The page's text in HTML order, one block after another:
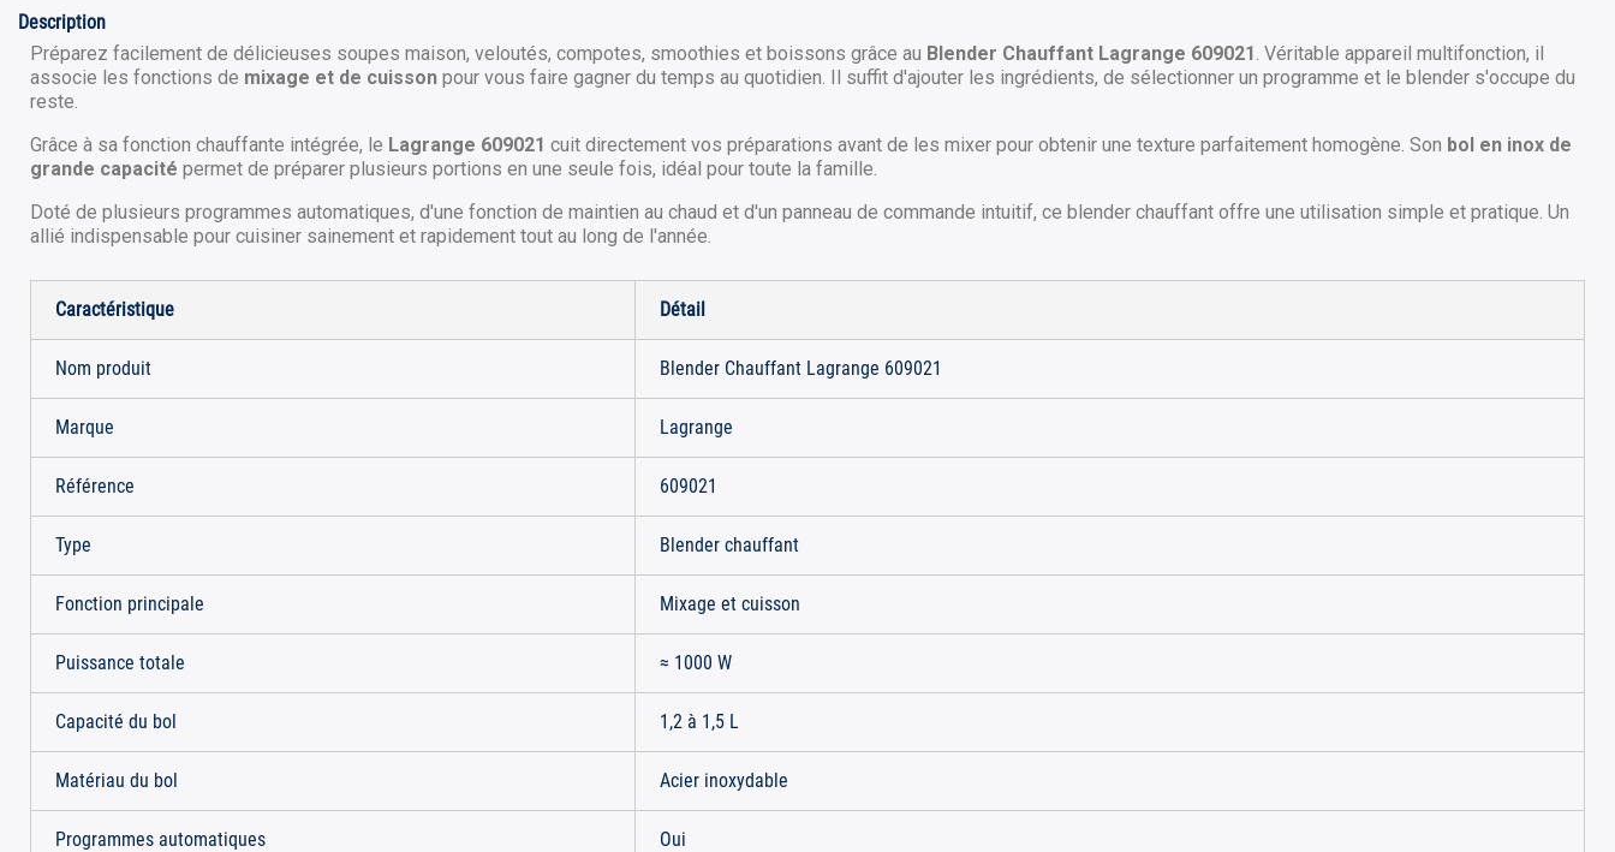
Description
Préparez facilement de délicieuses soupes maison, veloutés, compotes, smoothies et boissons grâce au Blender Chauffant Lagrange 609021. Véritable appareil multifonction, il
associe les fonctions de mixage et de cuisson pour vous faire gagner du temps au quotidien. Il suffit d'ajouter les ingrédients, de sélectionner un programme et le blender s'occupe du
reste.
Grâce à sa fonction chauffante intégrée, le Lagrange 609021 cuit directement vos préparations avant de les mixer pour obtenir une texture parfaitement homogène. Son bol en inox de
grande capacité permet de préparer plusieurs portions en une seule fois, idéal pour toute la famille.
Doté de plusieurs programmes automatiques, d'une fonction de maintien au chaud et d'un panneau de commande intuitif, ce blender chauffant offre une utilisation simple et pratique. Un
allié indispensable pour cuisiner sainement et rapidement tout au long de l'année.
Caractéristique Détail
Nom produit Blender Chauffant Lagrange 609021
Marque Lagrange
Référence 609021
Type Blender chauffant
Fonction principale Mixage et cuisson
Puissance totale ≈ 1000 W
Capacité du bol 1,2 à 1,5 L
Matériau du bol Acier inoxydable
Programmes automatiques Oui